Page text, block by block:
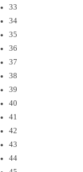
33
34
35
36
37
38
39
40
41
42
43
44